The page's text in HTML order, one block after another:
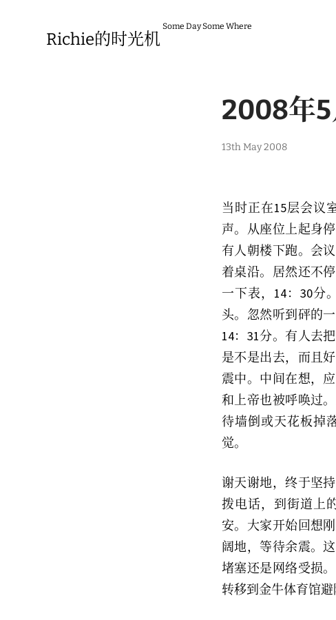
Richie的时光机
Some Day Some Where
2008年5
13th May 2008
当时正在15层会议
声。从座位上起身
有人朝楼下跑。会
着桌沿。居然还不
一下表，14：30分
头。忽然听到砰的
14：31分。有人去
是不是出去，而且
震中。中间在想，
和上帝也被呼唤过
待墙倒或天花板掉
觉。
谢天谢地，终于坚
拨电话，到街道上
安。大家开始回想
阔地，等待余震。
堵塞还是网络受损
转移到金牛体育馆